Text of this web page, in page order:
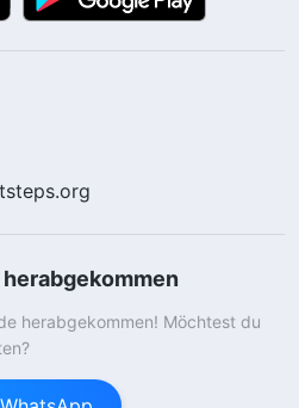
herabgekommen! Möchtest du